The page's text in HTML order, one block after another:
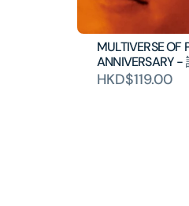
MULTIVERSE OF
ANNIVERSARY -
HKD$119.00